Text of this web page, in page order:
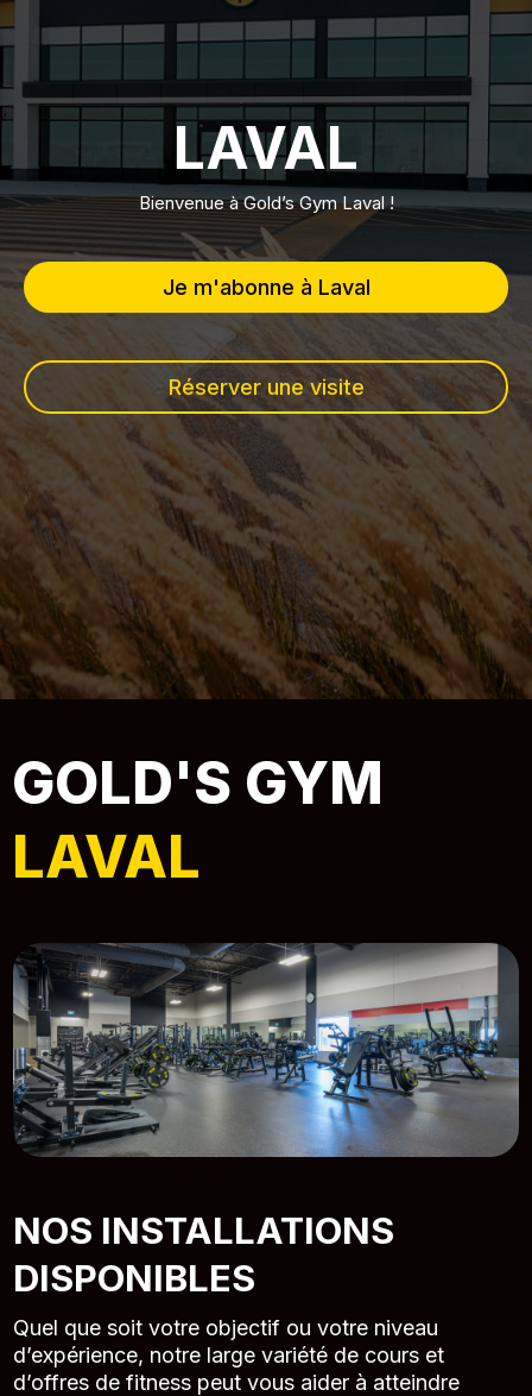
LAVAL
Bienvenue à Gold’s Gym Laval !
Je m'abonne à Laval
Réserver une visite
GOLD'S GYM
LAVAL
NOS INSTALLATIONS
DISPONIBLES
Quel que soit votre objectif ou votre niveau
d’expérience, notre large variété de cours et
d’offres de fitness peut vous aider à atteindre